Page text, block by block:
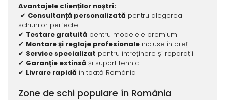
Avantajele clienților noștri:
✔ Consultanță personalizată pentru alegerea
schiurilor perfecte
✔ Testare gratuită pentru modelele premium
✔ Montare și reglaje profesionaleincluse în preț
✔ Service specializat pentru întreținere și reparații
✔ Garanție extinsă și suport tehnic
✔ Livrare rapidă în toată România
Zone de schi populare în România